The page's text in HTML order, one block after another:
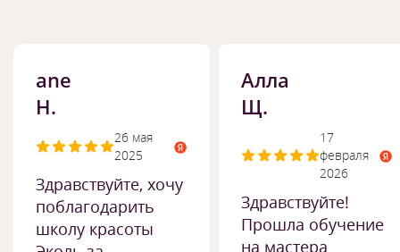
ane
H.
26 мая
2025
Здравствуйте, хочу
поблагодарить
школу красоты
Алла
Щ.
17
февраля
2026
Здравствуйте!
Прошла обучение
на мастера